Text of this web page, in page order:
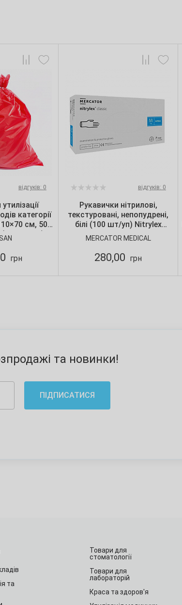
відгуків: 0
категорії
см, 50
(10 шт./уп.),
грн
відгуків: 0
Рукавички нітрилові,
текстуровані, непопудрені,
білі (100 шт/уп) Nitrylex
CLASSIC, Mercator, р. S
MERCATOR MEDICAL
280,00 грн
та новинки!
ПІДПИСАТИСЯ
та
Товари для
стоматології
Товари для
лабораторій
Краса та здоров'я